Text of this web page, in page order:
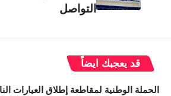
التواصل
قد يعجبك ايضاً
الحملة الوطنية لمقاطعة إطلاق العيارات